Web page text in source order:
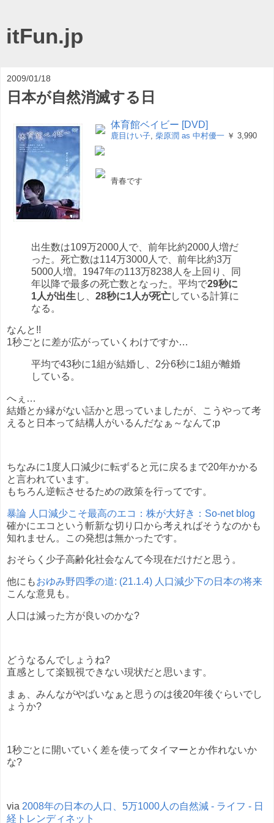
itFun.jp
2009/01/18
日本が自然消滅する日
体育館ベイビー [DVD]
鹿目けい子 柴原潤 as 中村優一 ￥ 3,990
青春です
出生数は109万2000人で、前年比約2000人増だ
った。死亡数は114万3000人で、前年比約3万
5000人増。1947年の113万8238人を上回り、同
年以降で最多の死亡数となった。平均で29秒に
1人が出生 し、 28秒に1人が死亡している計算に
なる。
なんと!!
1秒ごとに差が広がっていくわけですか…
平均で43秒に1組が結婚し、2分6秒に1組が離婚
している。
へぇ…
結婚とか縁がない話かと思っていましたが、こうやって考
えると日本って結構人がいるんだなぁ～なんて;p
ちなみに1度人口減少に転ずると元に戻るまで20年かかる
と言われています。
もちろん逆転させるための政策を行ってです。
暴論 人口減少こそ最高のエコ：株が大好き：So-net blog
確かにエコという斬新な切り口から考えればそうなのかも
知れません。この発想は無かったです。
おそらく少子高齢化社会なんて今現在だけだと思う。
他にもおゆみ野四季の道: (21.1.4) 人口減少下の日本の将来
こんな意見も。
人口は減った方が良いのかな?
どうなるんでしょうね?
直感として楽観視できない現状だと思います。
まぁ、みんながやばいなぁと思うのは後20年後ぐらいでし
ょうか?
1秒ごとに開いていく差を使ってタイマーとか作れないか
な?
via 2008年の日本の人口、5万1000人の自然減 - ライフ - 日
経トレンディネット